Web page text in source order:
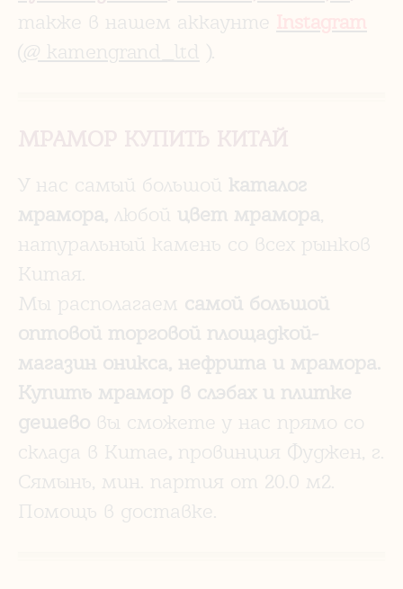
также в нашем аккаунте
(@ kamengrand_ltd ).
У нас самый большой каталог
мрамора, любой цвет мрамора
натуральный камень со всех рынков
Китая.
Мы располагаем самой большой
оптовой торговой площадкой-
магазин оникса, нефрита и мрамора.
Купить мрамор в слэбах и плитке
дешево вы сможете у нас прямо со
склада в Китае, провинция Фуджен, г.
Сямынь, мин. партия от 20.0 м2.
Помощь в доставке.